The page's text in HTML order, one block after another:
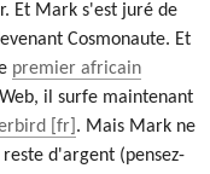
Et Mark s'est juré de
Cosmonaute. Et
premier africain
il surfe maintenant
. Mais Mark ne
d'argent (pensez-